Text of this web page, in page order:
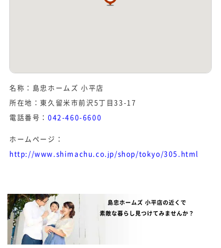
名称：島忠ホームズ 小平店
所在地：東久留米市前沢5丁目33-17
電話番号：042-460-6600
ホームページ：
http://www.shimachu.co.jp/shop/tokyo/305.html
島忠ホームズ 小平店の近くで
素敵な暮らし見つけてみませんか？